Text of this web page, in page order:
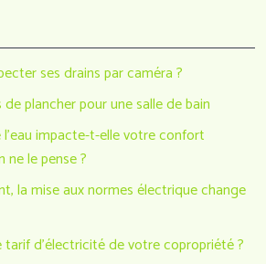
ses drains par caméra ?
plancher pour une salle de bain
impacte-t-elle votre confort
ne le pense ?
la mise aux normes électrique change
d’électricité de votre copropriété ?